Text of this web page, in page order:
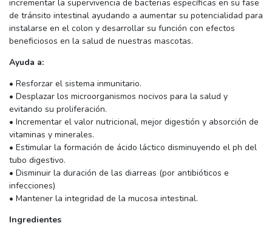
incrementar la supervivencia de bacterias específicas en su fase
de tránsito intestinal ayudando a aumentar su potencialidad para
instalarse en el colon y desarrollar su función con efectos
beneficiosos en la salud de nuestras mascotas.
Ayuda a:
• Resforzar el sistema inmunitario.
• Desplazar los microorganismos nocivos para la salud y
evitando su proliferación.
• Incrementar el valor nutricional, mejor digestión y absorción de
vitaminas y minerales.
• Estimular la formación de ácido láctico disminuyendo el ph del
tubo digestivo.
• Disminuir la duración de las diarreas (por antibióticos e
infecciones)
• Mantener la integridad de la mucosa intestinal.
Ingredientes